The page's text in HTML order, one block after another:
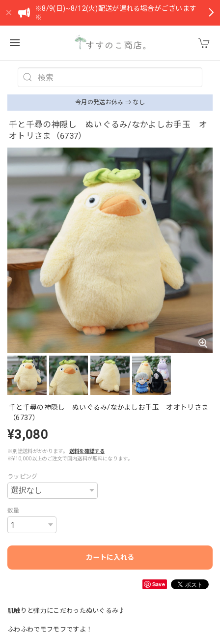
※8/9(日)~8/12(火)配送が遅れる場合がございます
※
今月の発送お休み ⇒ なし
千と千尋の神隠し ぬいぐるみ/なかよしお手玉 オ
オトリさま（6737）
千と千尋の神隠し ぬいぐるみ/なかよしお手玉 オオトリさま
（6737）
¥3,080
※別途送料がかかります。
送料を確認する
※¥10,000以上のご注文で国内送料が無料になります。
ラッピング
数量
カートに入れる
Save
肌触りと弾力にこだわったぬいぐるみ♪
ふわふわでモフモフですよ！